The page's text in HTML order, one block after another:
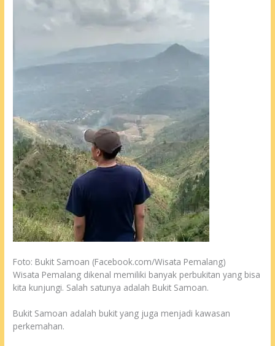
Foto: Bukit Samoan (Facebook.com/Wisata Pemalang)
Wisata Pemalang dikenal memiliki banyak perbukitan yang bisa
kita kunjungi. Salah satunya adalah Bukit Samoan.
Bukit Samoan adalah bukit yang juga menjadi kawasan
perkemahan.